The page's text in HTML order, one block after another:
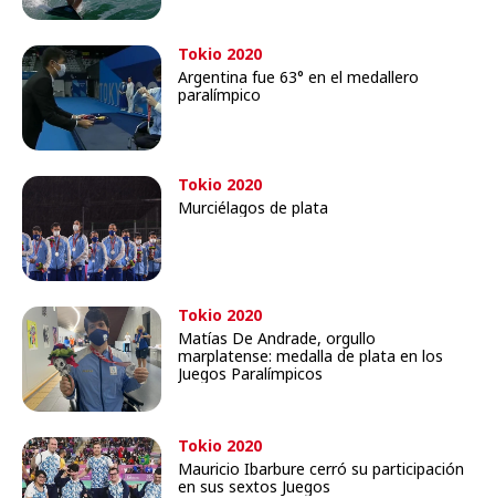
Tokio 2020
Argentina fue 63° en el medallero
paralímpico
Tokio 2020
Murciélagos de plata
Tokio 2020
Matías De Andrade, orgullo
marplatense: medalla de plata en los
Juegos Paralímpicos
Tokio 2020
Mauricio Ibarbure cerró su participación
en sus sextos Juegos